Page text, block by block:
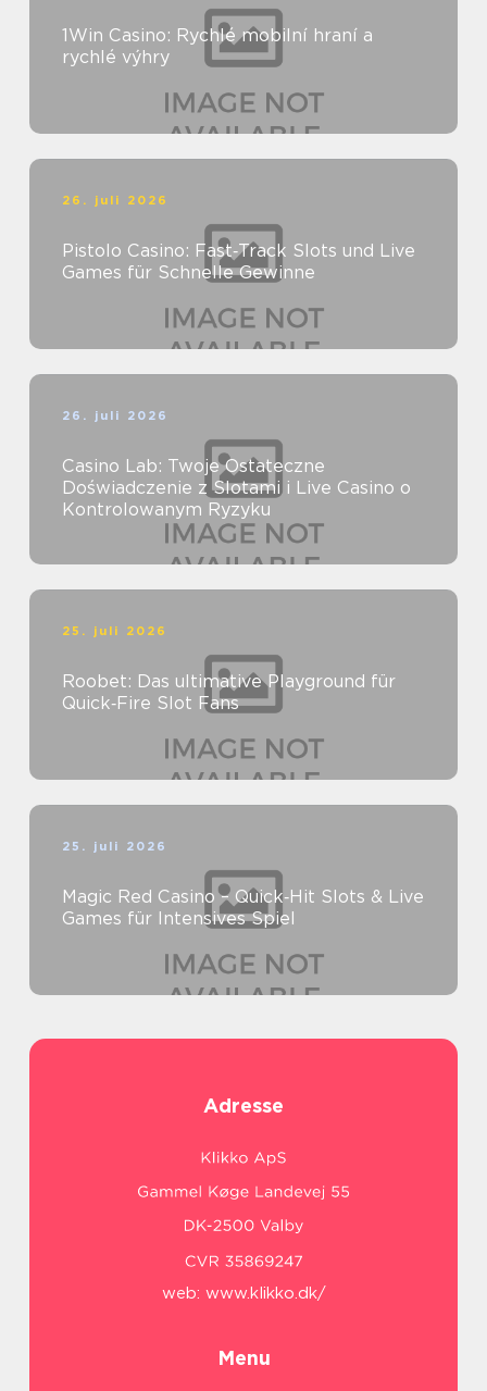
1Win Casino: Rychlé mobilní hraní a
rychlé výhry
26. juli 2026
Pistolo Casino: Fast‑Track Slots und Live
Games für Schnelle Gewinne
26. juli 2026
Casino Lab: Twoje Ostateczne
Doświadczenie z Slotami i Live Casino o
Kontrolowanym Ryzyku
25. juli 2026
Roobet: Das ultimative Playground für
Quick‑Fire Slot Fans
25. juli 2026
Magic Red Casino – Quick‑Hit Slots & Live
Games für Intensives Spiel
Adresse
web: www.klikko.dk/
Menu